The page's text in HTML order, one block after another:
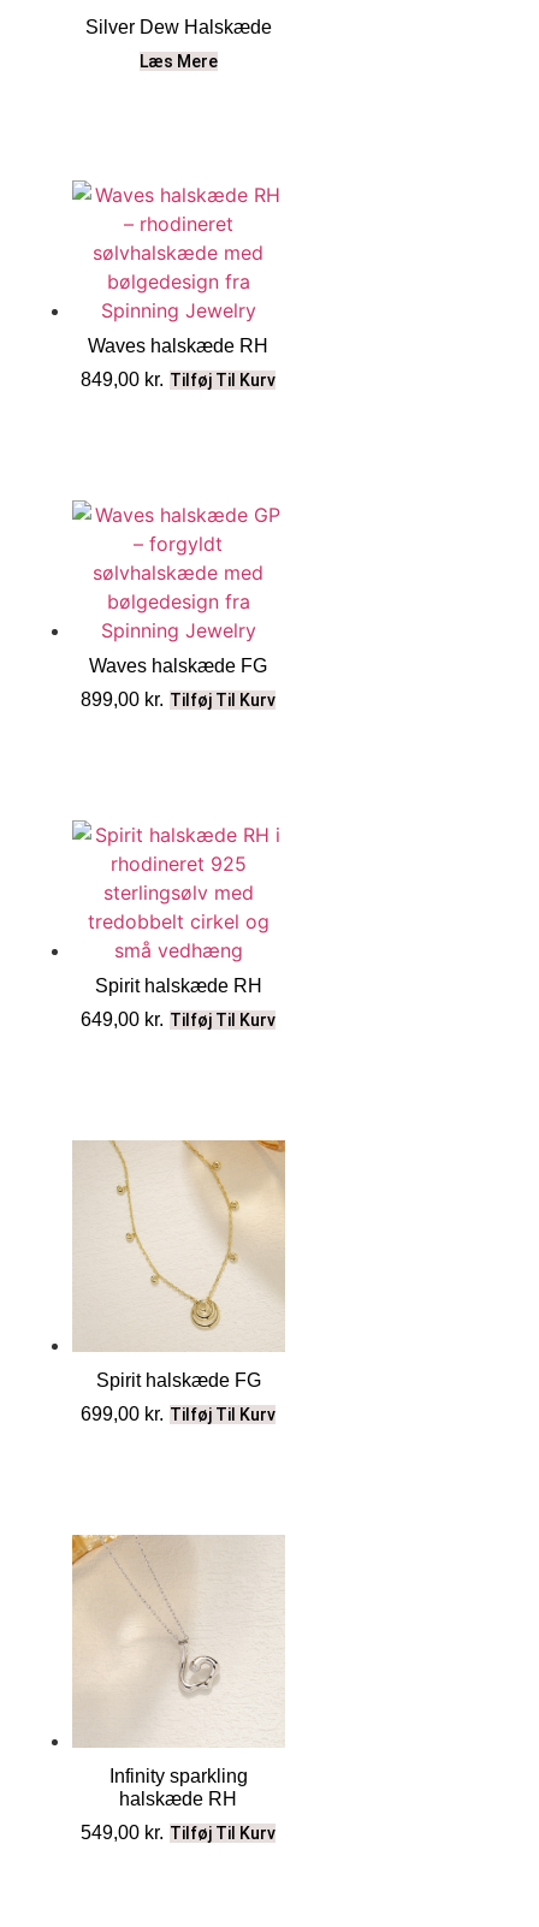
Silver Dew Halskæde
Læs Mere
Waves halskæde RH
849,00 kr. Tilføj Til Kurv
Waves halskæde FG
899,00 kr. Tilføj Til Kurv
Spirit halskæde RH
649,00 kr. Tilføj Til Kurv
Spirit halskæde FG
699,00 kr. Tilføj Til Kurv
Infinity sparkling
halskæde RH
549,00 kr. Tilføj Til Kurv